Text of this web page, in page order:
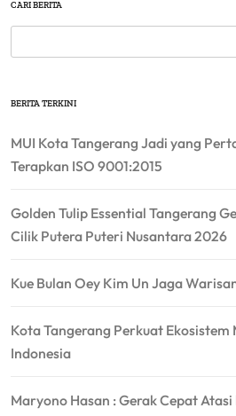
CARI BERITA
BERITA TERKINI
MUI Kota Tangerang Jadi yang
Terapkan ISO 9001:2015
Golden Tulip Essential Tangerang
Cilik Putera Puteri Nusantara 2026
Kue Bulan Oey Kim Un Jaga
Kota Tangerang Perkuat Ekosistem
Indonesia
Maryono Hasan : Gerak Cepat